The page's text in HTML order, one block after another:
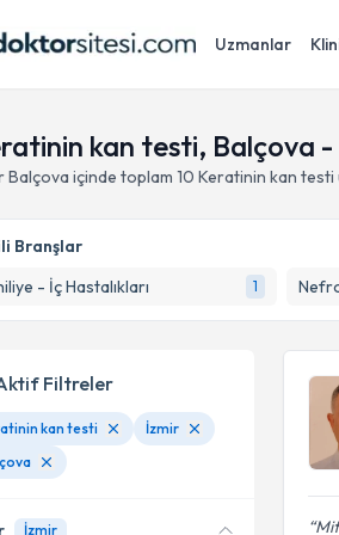
Uzmanlar
kan testi, Balçova
Balçova içinde toplam 10 Keratinin kan testi
Branşlar
- İç Hastalıkları
1
Filtreler
kan testi
İzmir
İzmir